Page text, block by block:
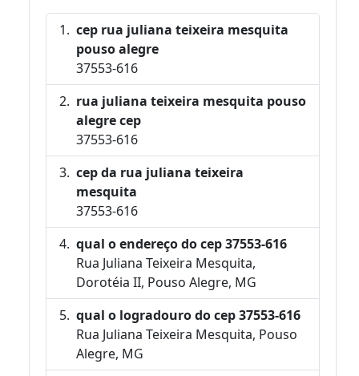
cep rua juliana teixeira mesquita
pouso alegre
37553-616
rua juliana teixeira mesquita pouso
alegre cep
37553-616
cep da rua juliana teixeira
mesquita
37553-616
qual o endereço do cep 37553-616
Rua Juliana Teixeira Mesquita,
Dorotéia II, Pouso Alegre, MG
qual o logradouro do cep 37553-616
Rua Juliana Teixeira Mesquita, Pouso
Alegre, MG